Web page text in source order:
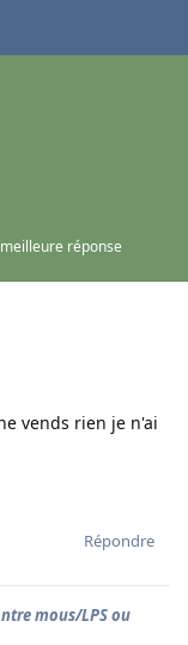
meilleure réponse
vends rien je n'ai
Répondre
mous/LPS ou